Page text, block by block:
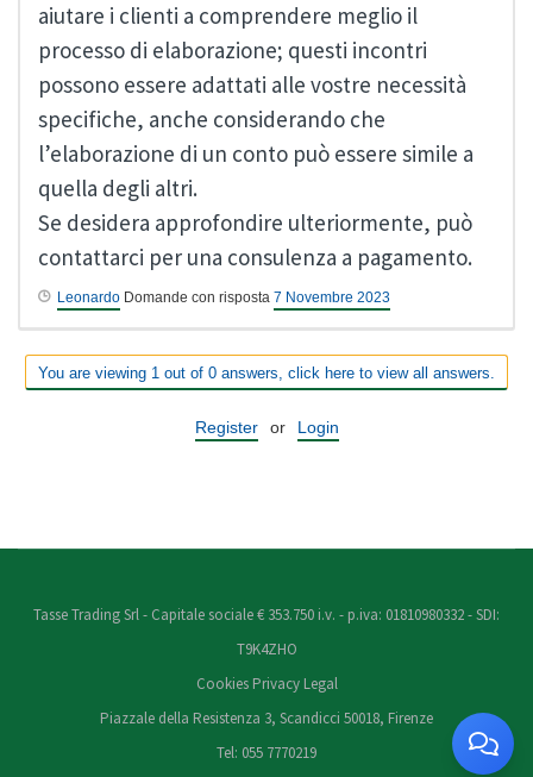
aiutare i clienti a comprendere meglio il
processo di elaborazione; questi incontri
possono essere adattati alle vostre necessità
specifiche, anche considerando che
l’elaborazione di un conto può essere simile a
quella degli altri.
Se desidera approfondire ulteriormente, può
contattarci per una consulenza a pagamento.
Leonardo Domande con risposta 7 Novembre 2023
You are viewing 1 out of 0 answers, click here to view all answers.
Register or Login
Tasse Trading Srl - Capitale sociale € 353.750 i.v. - p.iva: 01810980332 - SDI:
T9K4ZHO
Cookies Privacy Legal
Piazzale della Resistenza 3, Scandicci 50018, Firenze
Tel: 055 7770219